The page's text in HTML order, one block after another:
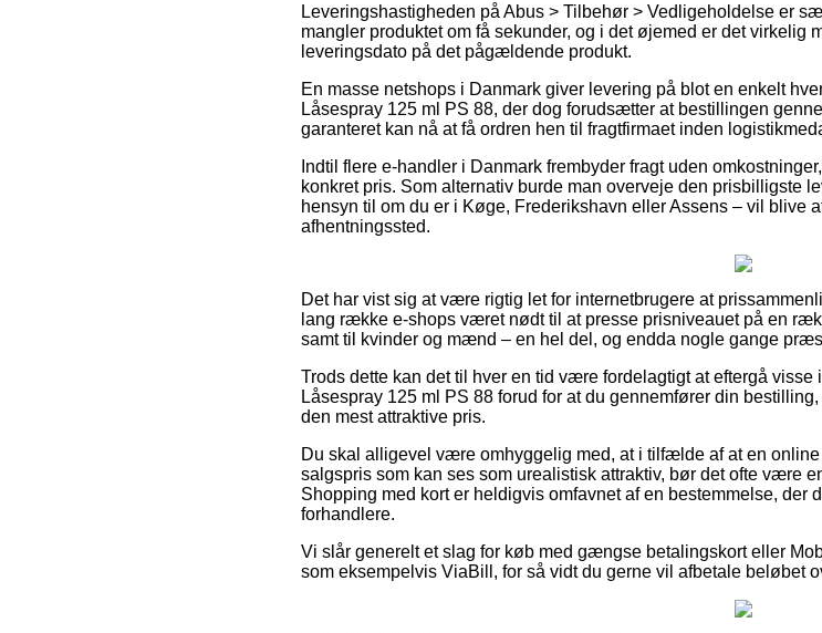
Leveringshastigheden på Abus > Tilbehør > Vedligeholdelse er
mangler produktet om få sekunder, og i det øjemed er det virkelig
leveringsdato på det pågældende produkt.
En masse netshops i Danmark giver levering på blot en enkelt
Låsespray 125 ml PS 88, der dog forudsætter at bestillingen
garanteret kan nå at få ordren hen til fragtfirmaet inden
Indtil flere e-handler i Danmark frembyder fragt uden
konkret pris. Som alternativ burde man overveje den prisbilligste
hensyn til om du er i Køge, Frederikshavn eller Assens – vil blive
afhentningssted.
Det har vist sig at være rigtig let for internetbrugere at
lang række e-shops været nødt til at presse prisniveauet på en
samt til kvinder og mænd – en hel del, og endda nogle gange
Trods dette kan det til hver en tid være fordelagtigt at eftergå
Låsespray 125 ml PS 88 forud for at du gennemfører din
den mest attraktive pris.
Du skal alligevel være omhyggelig med, at i tilfælde af at en
salgspris som kan ses som urealistisk attraktiv, bør det ofte være
Shopping med kort er heldigvis omfavnet af en bestemmelse,
forhandlere.
Vi slår generelt et slag for køb med gængse betalingskort eller
som eksempelvis ViaBill, for så vidt du gerne vil afbetale beløbet